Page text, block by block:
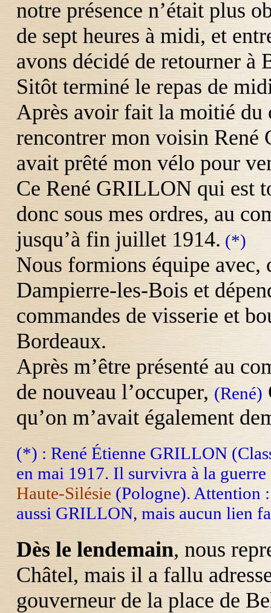
notre présence n’était plus
de sept heures à midi, et
avons décidé de retourner à
Sitôt terminé le repas de
Après avoir fait la moitié du
rencontrer mon voisin René
avait prêté mon vélo pour
Ce René GRILLONqui est
donc sous mes ordres, au
jusqu’à fin juillet 1914. (*)
Nous formions équipe
Dampierre-les-Bois et
commandes de visserie et
Bordeaux.
Après m’être présenté au
de nouveau l’occuper,(René)
qu’on m’avait également
(*) : René Étienne GRILLON
en mai 1917. Il survivra à la
Haute-Silésie(Pologne). Attention :
aussi GRILLON, mais aucun lien
Dès le lendemain, nous
Châtel, mais il a fallu
gouverneur de la place de